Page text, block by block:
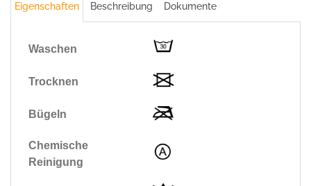
Eigenschaften Beschreibung Dokumente
Waschen
Trocknen
Bügeln
Chemische
Reinigung